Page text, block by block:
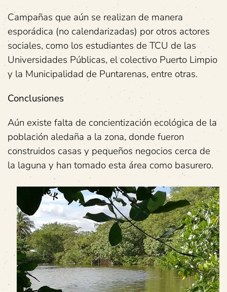
Campañas que aún se realizan de manera
esporádica (no calendarizadas) por otros actores
sociales, como los estudiantes de TCU de las
Universidades Públicas, el colectivo Puerto Limpio
y la Municipalidad de Puntarenas, entre otras.
Conclusiones
Aún existe falta de concientización ecológica de la
población aledaña a la zona, donde fueron
construidos casas y pequeños negocios cerca de
la laguna y han tomado esta área como basurero.